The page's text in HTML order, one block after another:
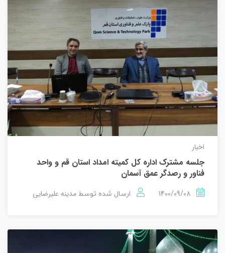
اخبار
جلسه مشترک اداره کل کمیته امداد استان قم و واحد
فناور و رصدگر عمق آسمان
1400/09/08 ارسال شده توسط مدینه علیرضایی